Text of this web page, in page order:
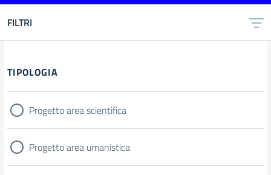
FILTRI
TIPOLOGIA
Progetto area scientifica
Progetto area umanistica